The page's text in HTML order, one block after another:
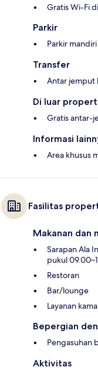
Gratis Wi-Fi
Parkir
Parkir
Transfer
Antar jemput
Di luar
Gratis antar-
Informasi
Area khusus
Fasilitas
Makanan dan
Sarapan Ala
pukul
Restoran
Bar/lounge
Layanan
Bepergian
Pengasuhan
Aktivitas